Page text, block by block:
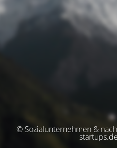
© Sozialunternehmen &